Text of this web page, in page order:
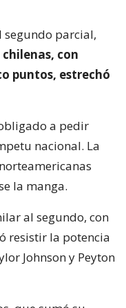
segundo parcial,
con
puntos, estrechó
a pedir
nacional. La
la manga.
al segundo, con
resistir la potencia
Johnson y Peyton